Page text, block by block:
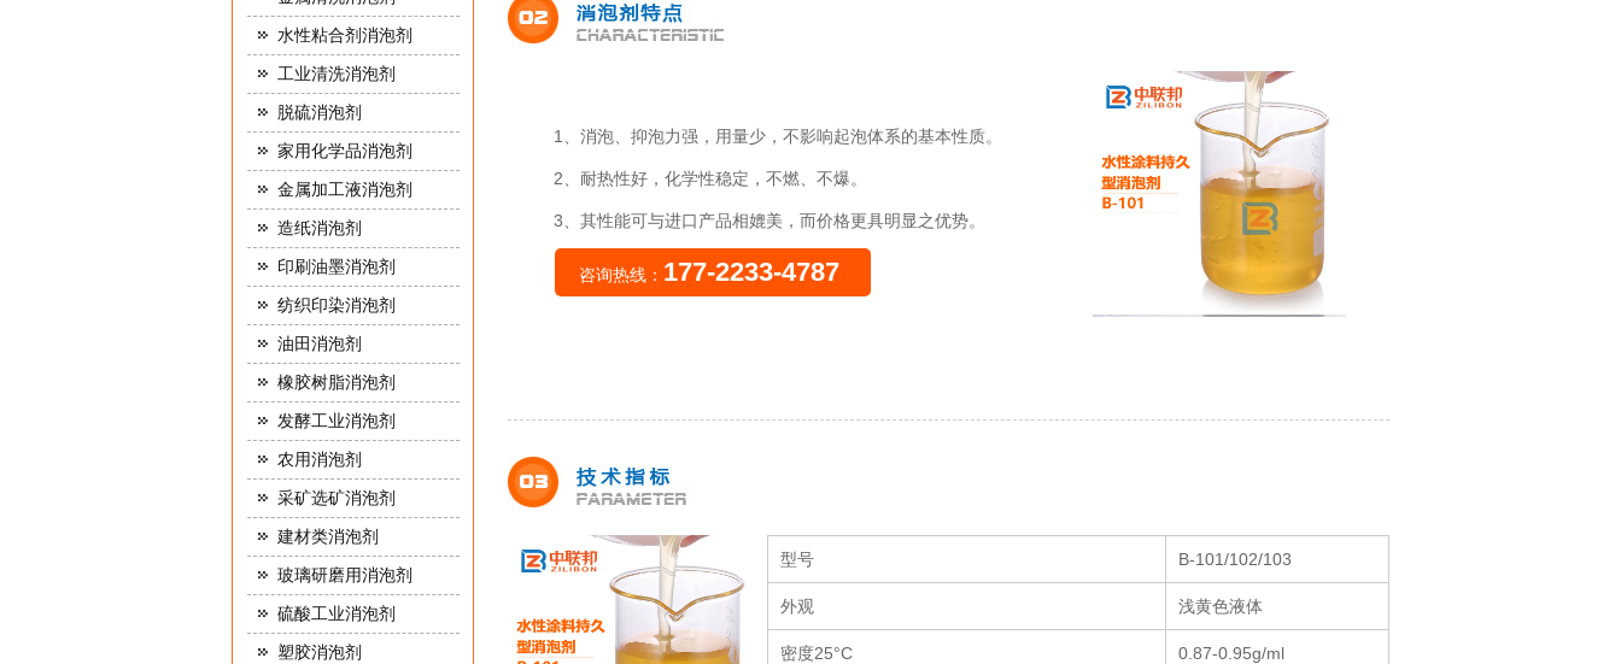
水性粘合剂消泡剂
工业清洗消泡剂
脱硫消泡剂
家用化学品消泡剂
金属加工液消泡剂
造纸消泡剂
印刷油墨消泡剂
纺织印染消泡剂
油田消泡剂
橡胶树脂消泡剂
发酵工业消泡剂
农用消泡剂
采矿选矿消泡剂
建材类消泡剂
玻璃研磨用消泡剂
硫酸工业消泡剂
塑胶消泡剂
1、消泡、抑泡力强，用量少，不影响起泡体系的基本性质。
2、耐热性好，化学性稳定，不燃、不爆。
3、其性能可与进口产品相媲美，而价格更具明显之优势。
咨询热线： 177-2233-4787
型号 B-101/102/103
外观 浅黄色液体
密度25°C 0.87-0.95g/ml